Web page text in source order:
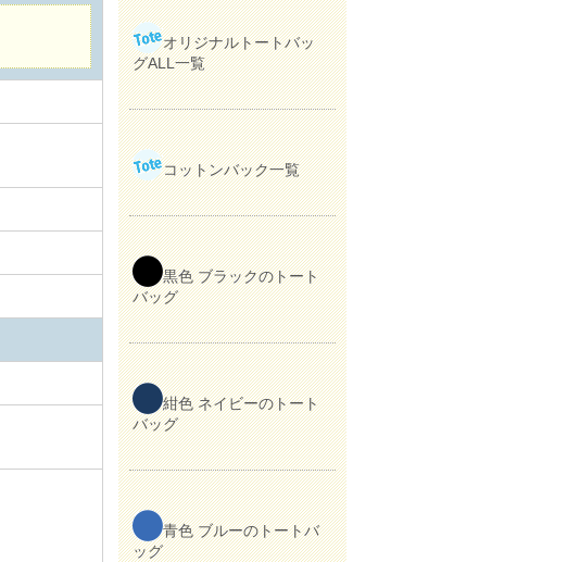
オリジナルトートバッ
グALL一覧
コットンバック一覧
黒色 ブラックのトート
バッグ
紺色 ネイビーのトート
バッグ
青色 ブルーのトートバ
ッグ